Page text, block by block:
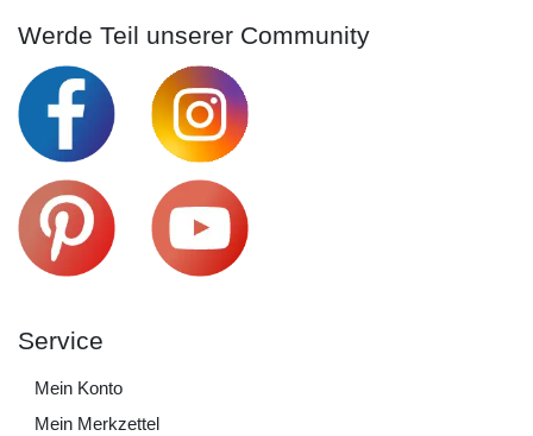
Werde Teil unserer Community
Service
Mein Konto
Mein Merkzettel